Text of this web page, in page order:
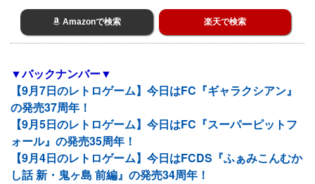
Amazonで検索 楽天で検索
▼バックナンバー▼
【9月7日のレトロゲーム】今日はFC『ギャラクシアン』
の発売37周年！
【9月5日のレトロゲーム】今日はFC『スーパーピットフ
ォール』の発売35周年！
【9月4日のレトロゲーム】今日はFCDS『ふぁみこんむか
し話 新・鬼ヶ島 前編』の発売34周年！